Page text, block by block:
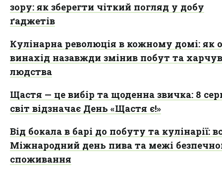
зору: як зберегти чіткий погляд у добу
ґаджетів
Кулінарна революція в кожному домі: як
винахід назавжди змінив побут та
людства
Щастя — це вибір та щоденна звичка: 8
світ відзначає День «Щастя є!»
Від бокала в барі до побуту та кулінарії:
Міжнародний день пива та межі
споживання